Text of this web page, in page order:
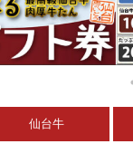
仙台牛